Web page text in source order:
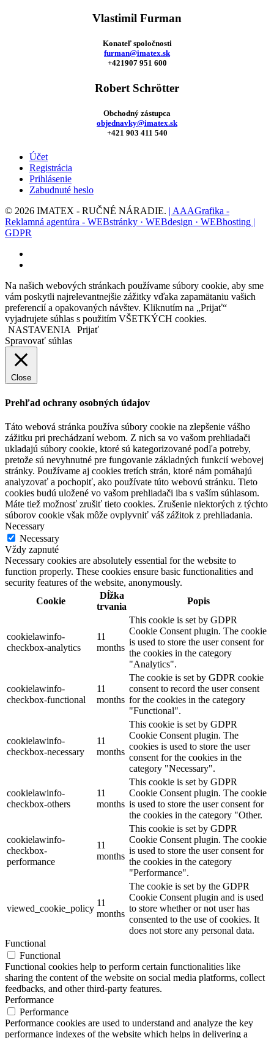
Vlastimil Furman
Konateľ spoločnosti
furman@imatex.sk
+421907 951 600
Robert Schrötter
Obchodný zástupca
objednavky@imatex.sk
+421 903 411 540
Účet
Registrácia
Prihlásenie
Zabudnuté heslo
© 2026 IMATEX - RUČNÉ NÁRADIE. | AAAGrafika -
Reklamná agentúra - WEBstránky · WEBdesign · WEBhosting |
GDPR
Na našich webových stránkach používame súbory cookie, aby sme
vám poskytli najrelevantnejšie zážitky vďaka zapamätaniu vašich
preferencií a opakovaných návštev. Kliknutím na „Prijať“
vyjadrujete súhlas s použitím VŠETKÝCH cookies.
NASTAVENIA
Prijať
Spravovať súhlas
Close
Prehľad ochrany osobných údajov
Táto webová stránka používa súbory cookie na zlepšenie vášho
zážitku pri prechádzaní webom. Z nich sa vo vašom prehliadači
ukladajú súbory cookie, ktoré sú kategorizované podľa potreby,
pretože sú nevyhnutné pre fungovanie základných funkcií webovej
stránky. Používame aj cookies tretích strán, ktoré nám pomáhajú
analyzovať a pochopiť, ako používate túto webovú stránku. Tieto
cookies budú uložené vo vašom prehliadači iba s vaším súhlasom.
Máte tiež možnosť zrušiť tieto cookies. Zrušenie niektorých z týchto
súborov cookie však môže ovplyvniť váš zážitok z prehliadania.
Necessary
Necessary
Vždy zapnuté
Necessary cookies are absolutely essential for the website to
function properly. These cookies ensure basic functionalities and
security features of the website, anonymously.
Cookie
Dĺžka
trvania
Popis
cookielawinfo-
checkbox-analytics
11
months
This cookie is set by GDPR
Cookie Consent plugin. The cookie
is used to store the user consent for
the cookies in the category
"Analytics".
cookielawinfo-
checkbox-functional
11
months
The cookie is set by GDPR cookie
consent to record the user consent
for the cookies in the category
"Functional".
cookielawinfo-
checkbox-necessary
11
months
This cookie is set by GDPR
Cookie Consent plugin. The
cookies is used to store the user
consent for the cookies in the
category "Necessary".
cookielawinfo-
checkbox-others
11
months
This cookie is set by GDPR
Cookie Consent plugin. The cookie
is used to store the user consent for
the cookies in the category "Other.
cookielawinfo-
checkbox-
performance
11
months
This cookie is set by GDPR
Cookie Consent plugin. The cookie
is used to store the user consent for
the cookies in the category
"Performance".
viewed_cookie_policy
11
months
The cookie is set by the GDPR
Cookie Consent plugin and is used
to store whether or not user has
consented to the use of cookies. It
does not store any personal data.
Functional
Functional
Functional cookies help to perform certain functionalities like
sharing the content of the website on social media platforms, collect
feedbacks, and other third-party features.
Performance
Performance
Performance cookies are used to understand and analyze the key
performance indexes of the website which helps in delivering a